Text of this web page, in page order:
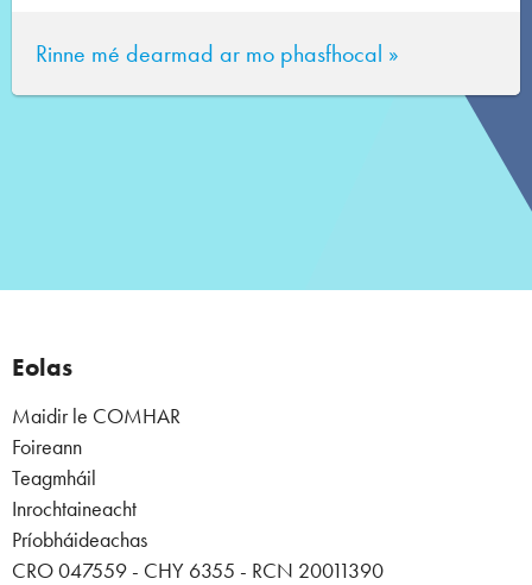
Rinne mé dearmad ar mo phasfhocal »
Eolas
Maidir le COMHAR
Foireann
Teagmháil
Inrochtaineacht
Príobháideachas
CRO 047559 - CHY 6355 - RCN 20011390